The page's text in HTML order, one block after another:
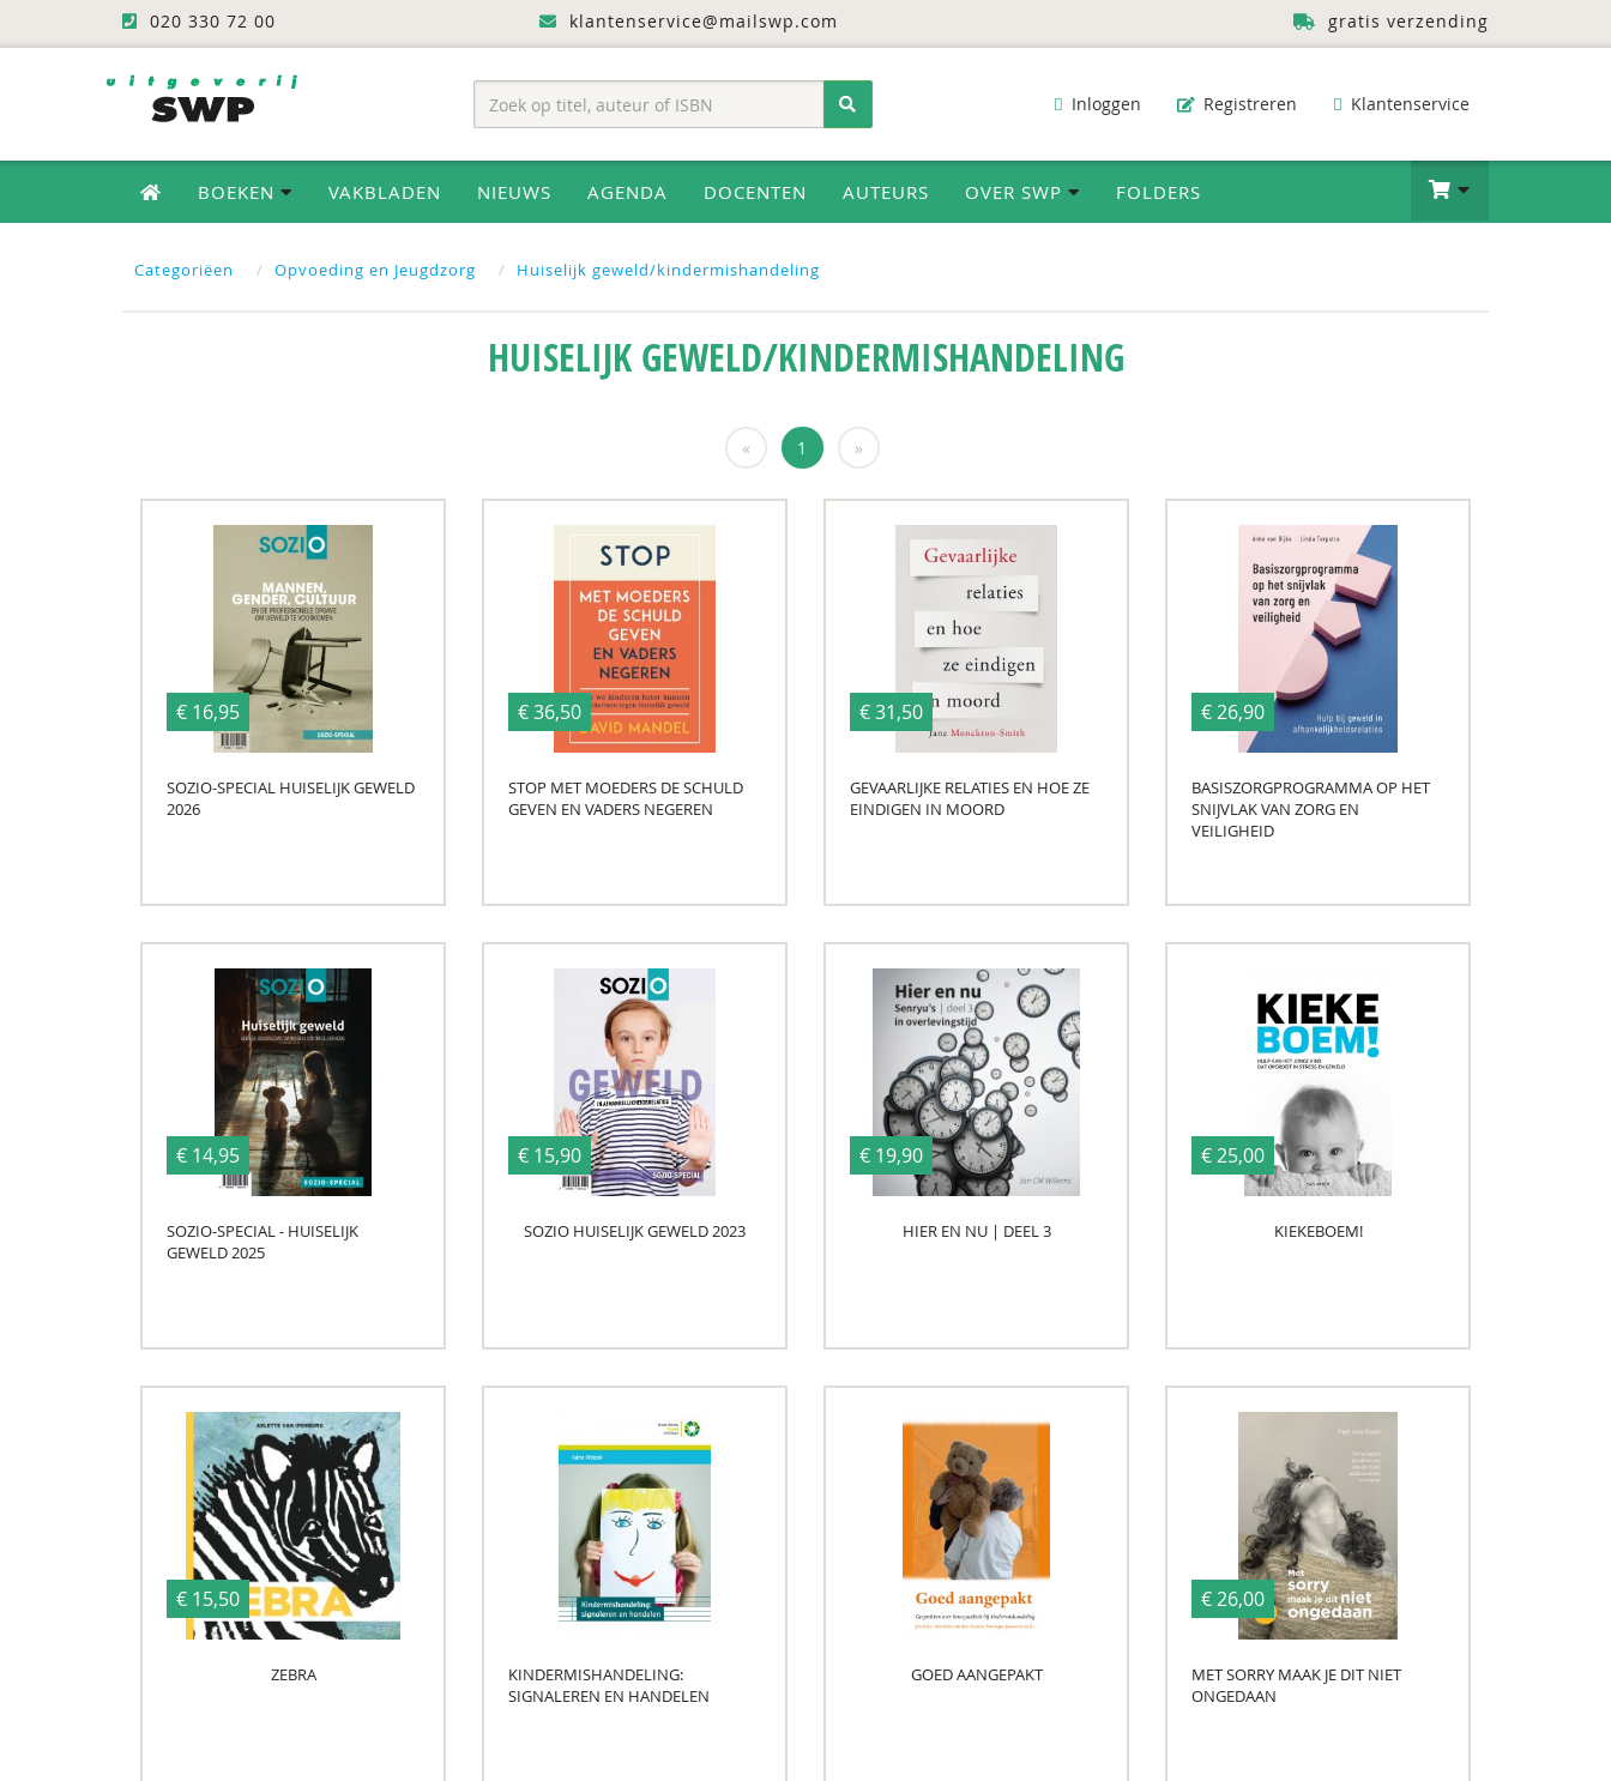
020 330 72 00 klantenservice@mailswp.com gratis verzending
Inloggen Registreren Klantenservice
BOEKEN VAKBLADEN NIEUWS AGENDA DOCENTEN AUTEURS OVER SWP FOLDERS
Categoriëen Opvoeding en Jeugdzorg Huiselijk geweld/kindermishandeling
HUISELIJK GEWELD/KINDERMISHANDELING
« 1 »
€ 16,95
SOZIO-SPECIAL HUISELIJK GEWELD
2026
€ 36,50
STOP MET MOEDERS DE SCHULD
GEVEN EN VADERS NEGEREN
€ 31,50
GEVAARLIJKE RELATIES EN HOE ZE
EINDIGEN IN MOORD
€ 26,90
BASISZORGPROGRAMMA OP HET
SNIJVLAK VAN ZORG EN
VEILIGHEID
€ 14,95
SOZIO-SPECIAL - HUISELIJK
GEWELD 2025
€ 15,90
SOZIO HUISELIJK GEWELD 2023
€ 19,90
HIER EN NU | DEEL 3
€ 25,00
KIEKEBOEM!
€ 15,50
ZEBRA
KINDERMISHANDELING:
SIGNALEREN EN HANDELEN
GOED AANGEPAKT
€ 26,00
MET SORRY MAAK JE DIT NIET
ONGEDAAN